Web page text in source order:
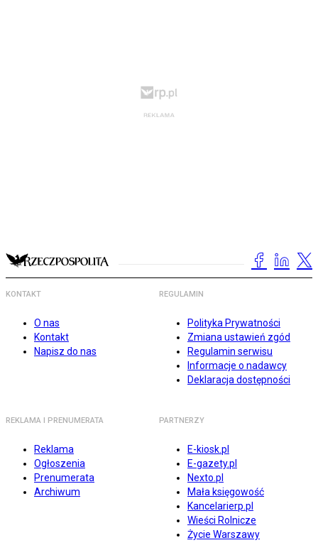
KONTAKT
O nas
Kontakt
Napisz do nas
REGULAMIN
Polityka Prywatności
Zmiana ustawień zgód
Regulamin serwisu
Informacje o nadawcy
Deklaracja dostępności
REKLAMA I PRENUMERATA
Reklama
Ogłoszenia
Prenumerata
Archiwum
PARTNERZY
E-kiosk.pl
E-gazety.pl
Nexto.pl
Mała księgowość
Kancelarierp.pl
Wieści Rolnicze
Życie Warszawy